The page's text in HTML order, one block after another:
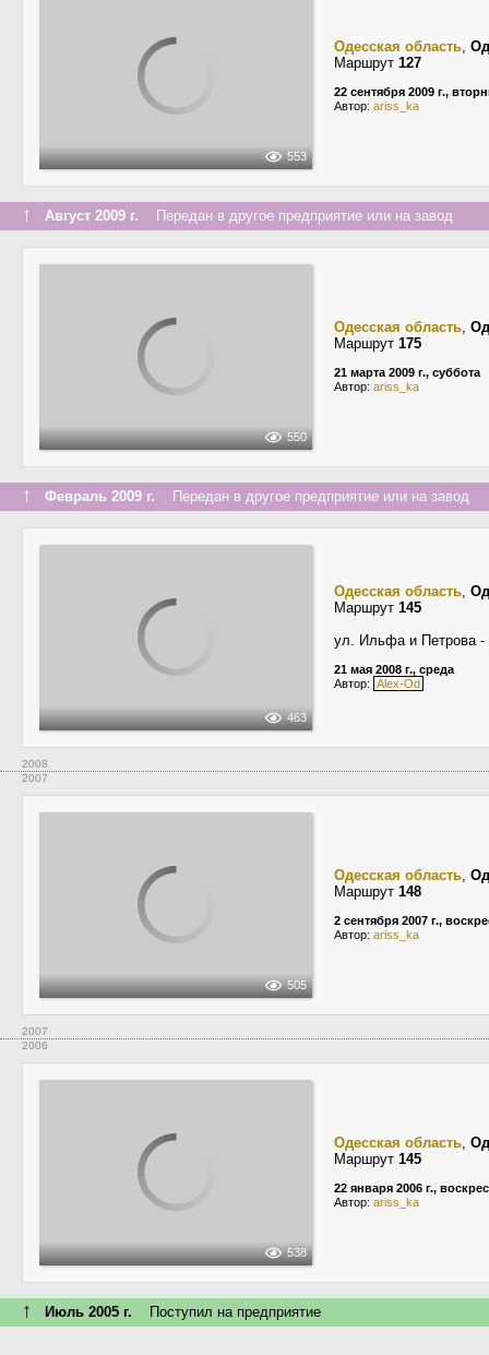
553
Одесская область,
Маршрут 127
22 сентября 2009 г.,
Автор: ariss_ka
↑ Август 2009 г. Передан в другое предприятие или на завод
550
Одесская область,
Маршрут 175
21 марта 2009 г., суббота
Автор: ariss_ka
↑ Февраль 2009 г. Передан в другое предприятие или на завод
463
Одесская область,
Маршрут 145
ул. Ильфа и Петрова -
21 мая 2008 г., среда
Автор: Alex-Od
2008
2007
505
Одесская область,
Маршрут 148
2 сентября 2007 г.,
Автор: ariss_ka
2007
2006
538
Одесская область,
Маршрут 145
22 января 2006 г.,
Автор: ariss_ka
↑ Июль 2005 г. Поступил на предприятие